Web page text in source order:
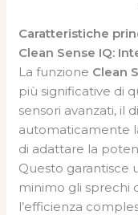
Caratteristiche
Clean Sense IQ:
La funzione Clean
più significative di
sensori avanzati, il
automaticamente
di adattare la
Questo garantisce
minimo gli sprechi
l’efficienza